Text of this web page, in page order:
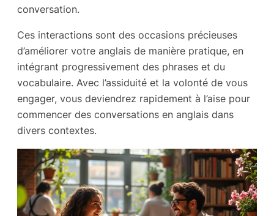
conversation.
Ces interactions sont des occasions précieuses
d’améliorer votre anglais de manière pratique, en
intégrant progressivement des phrases et du
vocabulaire. Avec l’assiduité et la volonté de vous
engager, vous deviendrez rapidement à l’aise pour
commencer des conversations en anglais dans
divers contextes.